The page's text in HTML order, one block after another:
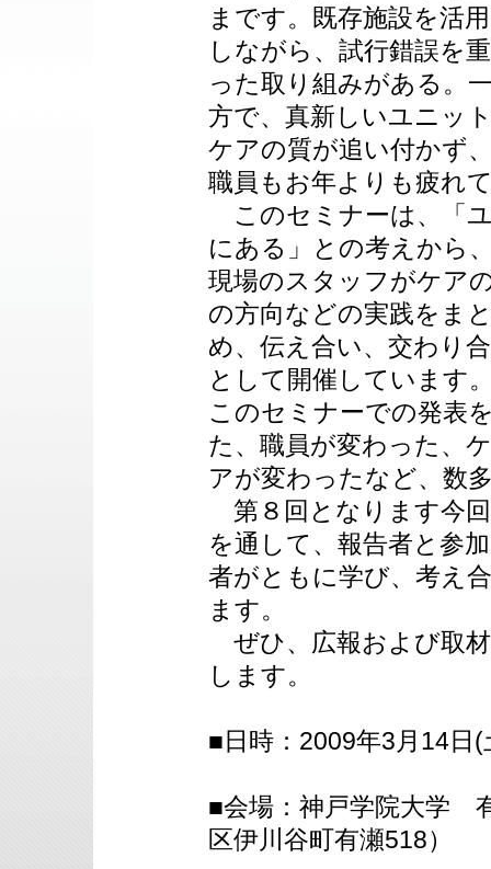
まです。既存施設を活用
しながら、試行錯誤を
った取り組みがある。
方で、真新しいユニッ
ケアの質が追い付かず
職員もお年よりも疲れ
このセミナーは、「
にある」との考えから
現場のスタッフがケア
の方向などの実践をま
め、伝え合い、交わり
として開催しています
このセミナーでの発表
た、職員が変わった、ケ
アが変わったなど、数
第８回となります今
を通して、報告者と参加
者がともに学び、考え
ます。
ぜひ、広報および取
します。
■日時：2009年3月14日
■会場：神戸学院大学
区伊川谷町有瀬518）